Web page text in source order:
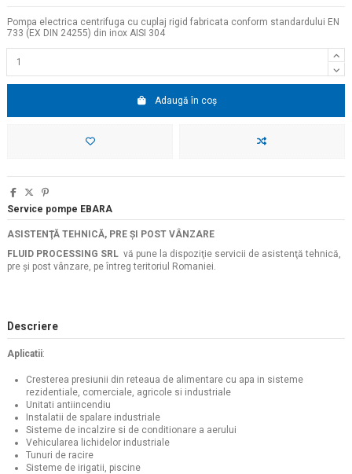
Pompa electrica centrifuga cu cuplaj rigid fabricata conform standardului EN
733 (EX DIN 24255) din inox AISI 304
Adaugă în coș
Service pompe EBARA
ASISTENŢĂ TEHNICĂ, PRE ŞI POST VÂNZARE
FLUID PROCESSING SRL vă pune la dispoziţie servicii de asistenţă tehnică,
pre şi post vânzare, pe întreg teritoriul Romaniei.
Descriere
Aplicatii:
Cresterea presiunii din reteaua de alimentare cu apa in sisteme
rezidentiale, comerciale, agricole si industriale
Unitati antiincendiu
Instalatii de spalare industriale
Sisteme de incalzire si de conditionare a aerului
Vehicularea lichidelor industriale
Tunuri de racire
Sisteme de irigatii, piscine